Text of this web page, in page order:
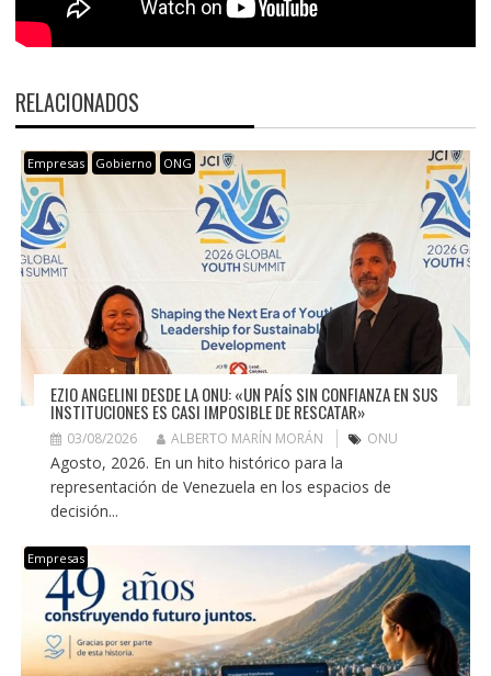
RELACIONADOS
Empresas Gobierno ONG
EZIO ANGELINI DESDE LA ONU: «UN PAÍS SIN CONFIANZA EN SUS
INSTITUCIONES ES CASI IMPOSIBLE DE RESCATAR»
03/08/2026 ALBERTO MARÍN MORÁN ONU
Agosto, 2026. En un hito histórico para la
representación de Venezuela en los espacios de
decisión...
Empresas